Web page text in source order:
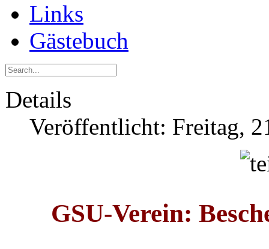
Links
Gästebuch
Details
Veröffentlicht: Freitag,
GSU-Verein: